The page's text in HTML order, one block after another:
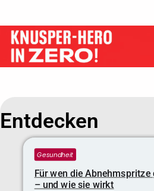
Entdecken
Gesundheit
Für wen die
– und wie sie wirkt